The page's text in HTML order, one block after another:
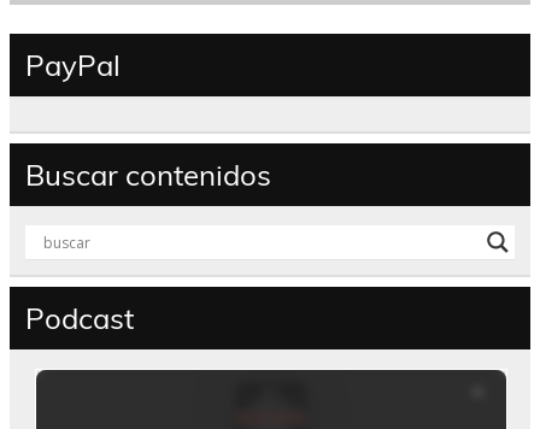
PayPal
Buscar contenidos
Podcast